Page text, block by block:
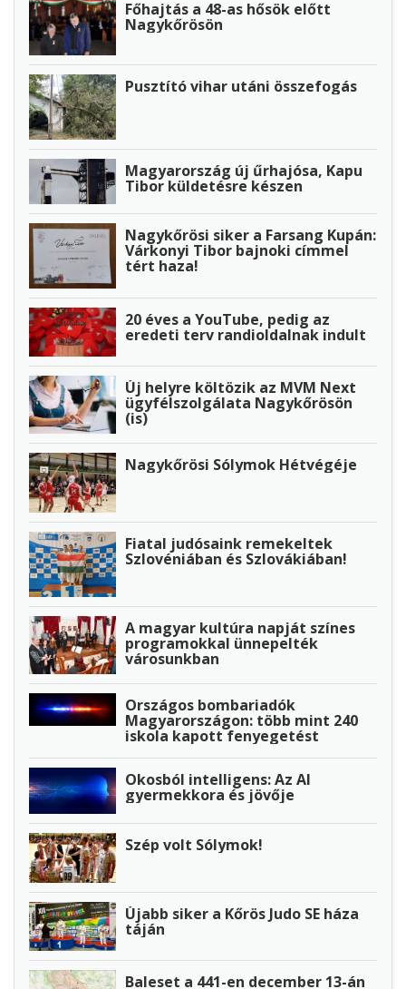
Főhajtás a 48-as hősök előtt
Nagykőrösön
Pusztító vihar utáni összefogás
Magyarország új űrhajósa, Kapu
Tibor küldetésre készen
Nagykőrösi siker a Farsang Kupán:
Várkonyi Tibor bajnoki címmel
tért haza!
20 éves a YouTube, pedig az
eredeti terv randioldalnak indult
Új helyre költözik az MVM Next
ügyfélszolgálata Nagykőrösön
(is)
Nagykőrösi Sólymok Hétvégéje
Fiatal judósaink remekeltek
Szlovéniában és Szlovákiában!
A magyar kultúra napját színes
programokkal ünnepelték
városunkban
Országos bombariadók
Magyarországon: több mint 240
iskola kapott fenyegetést
Okosból intelligens: Az AI
gyermekkora és jövője
Szép volt Sólymok!
Újabb siker a Kőrös Judo SE háza
táján
Baleset a 441-en december 13-án